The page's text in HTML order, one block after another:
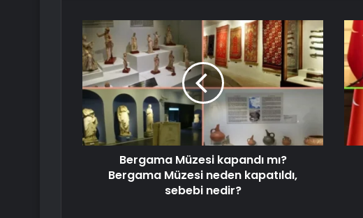
Bergama Müzesi kapandı mı?
Bergama Müzesi neden kapatıldı,
sebebi nedir?